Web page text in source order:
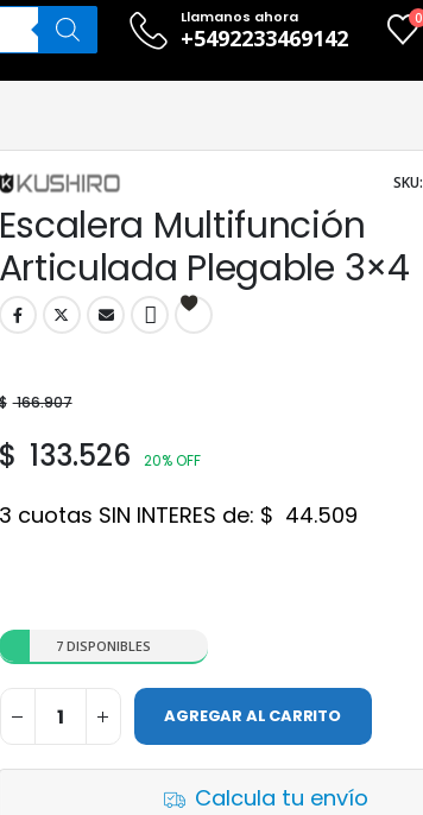
Llamanos ahora
+5492233469142
0
Escalera Multifunción
Articulada Plegable 3×4
SKU:
166.907
$ 133.526 20% OFF
3 cuotas SIN INTERES de: $ 44.509
7 DISPONIBLES
AGREGAR AL CARRITO
Calcula tu envío